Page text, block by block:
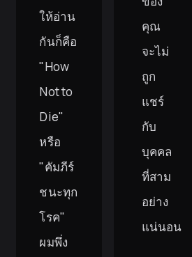
ให้อ่าน
กันก็คือ
"How
Not to
Die"
หรือ
"คัมภีร์
ชนะทุก
โรค"
ผมพึ่ง
คุณ
จะไม่
ถูก
แชร์
กับ
บุคคล
ที่สาม
อย่าง
แน่นอน